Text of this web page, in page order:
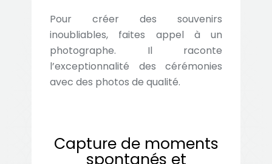
Pour créer des souvenirs
inoubliables, faites appel à un
photographe. Il raconte
l’exceptionnalité des cérémonies
avec des photos de qualité.
Capture de moments
spontanés et